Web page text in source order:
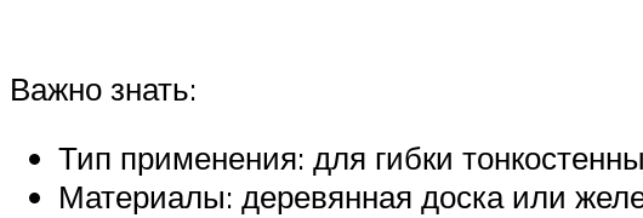
Важно знать:
Тип применения: для гибки
Материалы: деревянная доска или